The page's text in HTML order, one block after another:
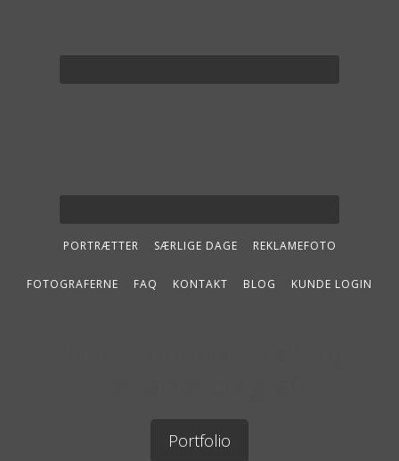
PORTRÆTTER SÆRLIGE DAGE REKLAMEFOTO
FOTOGRAFERNE FAQ KONTAKT BLOG KUNDE LOGIN
Portfolio